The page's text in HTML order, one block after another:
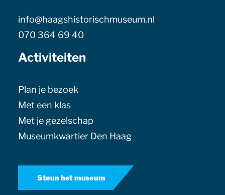
info@haagshistorischmuseum.nl
070 364 69 40
Activiteiten
Plan je bezoek
Met een klas
Met je gezelschap
Museumkwartier Den Haag
Steun het museum